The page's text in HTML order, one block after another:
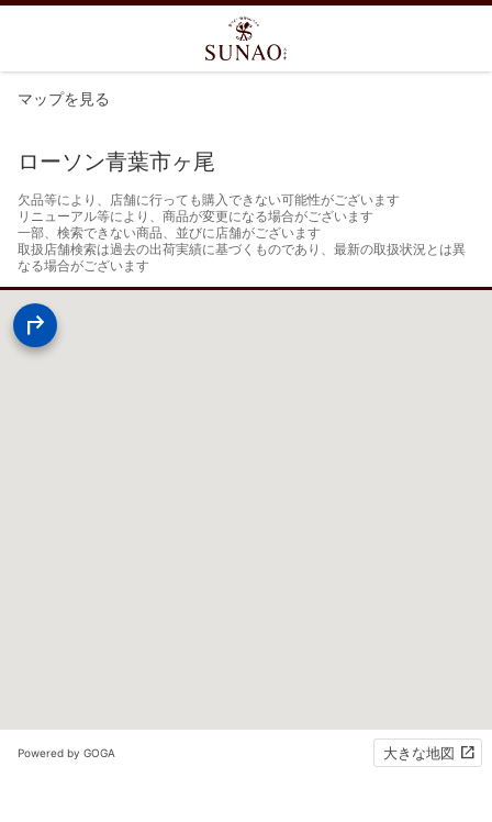
マップを見る
ローソン青葉市ヶ尾
欠品等により、店舗に行っても購入できない可能性がございます
リニューアル等により、商品が変更になる場合がございます
一部、検索できない商品、並びに店舗がございます
取扱店舗検索は過去の出荷実績に基づくものであり、最新の取扱状況とは異
なる場合がございます
Powered by GOGA 大きな地図